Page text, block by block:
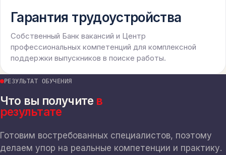
Гарантия трудоустройства
Собственный Банк вакансий и Центр
профессиональных компетенций для комплексной
поддержки выпускников в поиске работы.
РЕЗУЛЬТАТ ОБУЧЕНИЯ
Что вы получите в
результате
Готовим востребованных специалистов, поэтому
делаем упор на реальные компетенции и практику.